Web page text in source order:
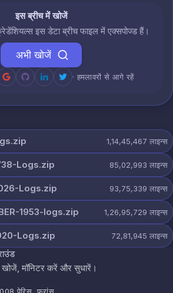
इस ब्रीच में खोजें
इस डेटा ब्रीच फाइल में एक्सपोज्ड हैं।
अभी खोजें
· हमलावरों से आगे रहें
1,14,45,467 लाइन्स
Logs.zip 85,02,993 लाइन्स
Logs.zip 93,75,339 लाइन्स
1953-logs.zip 1,26,95,729 लाइन्स
Logs.zip 72,81,945 लाइन्स
मॉनिटर करें और सुधारें।